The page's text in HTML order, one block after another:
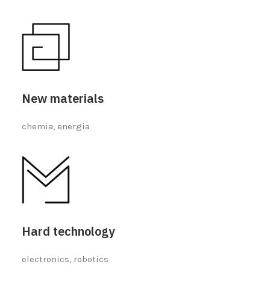
New materials
chemia, energia
Hard technology
electronics, robotics